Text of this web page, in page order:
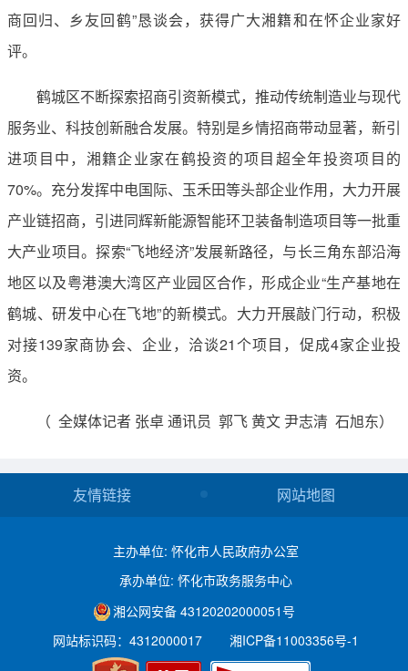
商回归、乡友回鹤”恳谈会，获得广大湘籍和在怀企业家好
评。
鹤城区不断探索招商引资新模式，推动传统制造业与现代
服务业、科技创新融合发展。特别是乡情招商带动显著，新引
进项目中，湘籍企业家在鹤投资的项目超全年投资项目的
70%。充分发挥中电国际、玉禾田等头部企业作用，大力开展
产业链招商，引进同辉新能源智能环卫装备制造项目等一批重
大产业项目。探索“飞地经济”发展新路径，与长三角东部沿海
地区以及粤港澳大湾区产业园区合作，形成企业“生产基地在
鹤城、研发中心在飞地”的新模式。大力开展敲门行动，积极
对接139家商协会、企业，洽谈21个项目，促成4家企业投
资。
（ 全媒体记者 张卓 通讯员 郭飞 黄文 尹志清 石旭东）
友情链接 网站地图
主办单位: 怀化市人民政府办公室
承办单位: 怀化市政务服务中心
湘公网安备 43120202000051号
网站标识码：4312000017
湘ICP备11003356号-1